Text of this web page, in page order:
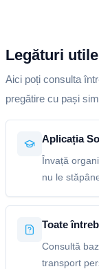
Legături utile
Aici poți consulta
pregătire cu pași
Aplicația
Învață
nu le
Toate
Consultă
transport